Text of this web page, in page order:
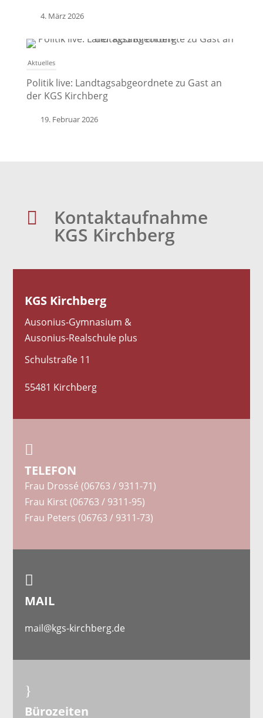
4. März 2026
Aktuelles
Politik live: Landtagsabgeordnete zu Gast an
der KGS Kirchberg
19. Februar 2026
 Kontaktaufnahme
KGS Kirchberg
KGS Kirchberg
Ausonius-Gymnasium &
Ausonius-Realschule plus
Schulstraße 11
55481 Kirchberg

TELEFON
Frau Drossé (06763 / 9311-71)
Frau Kirst (06763 / 9311-95)
Frau Peters (06763 / 9311-73)

MAIL
mail@kgs-kirchberg.de
}
Bürozeiten